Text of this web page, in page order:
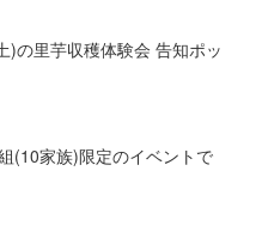
)の里芋収穫体験会 告知ポッ
(10家族)限定のイベントで